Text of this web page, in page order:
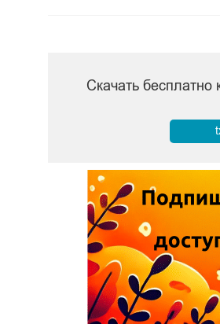
Скачать бесплатно